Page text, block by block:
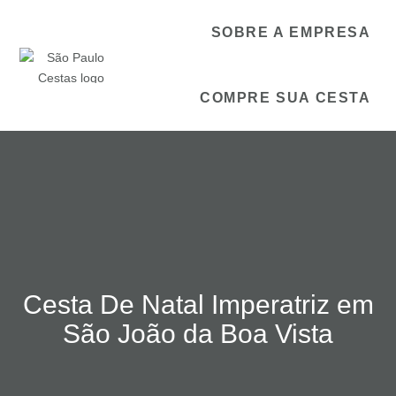
SOBRE A EMPRESA
COMPRE SUA CESTA
Cesta De Natal Imperatriz em
São João da Boa Vista